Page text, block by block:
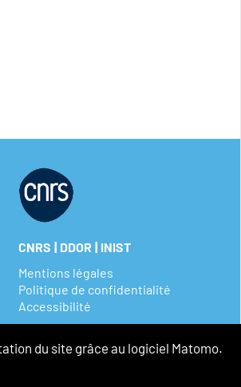
CNRS | DDOR | INIST
Mentions légales
Politique de confidentialité
Accessibilité
du site grâce au logiciel Matomo.